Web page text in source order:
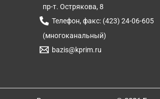
пр-т. Острякова, 8
Телефон, факс: (423) 24-06-605
(многоканальный)
bazis@kprim.ru